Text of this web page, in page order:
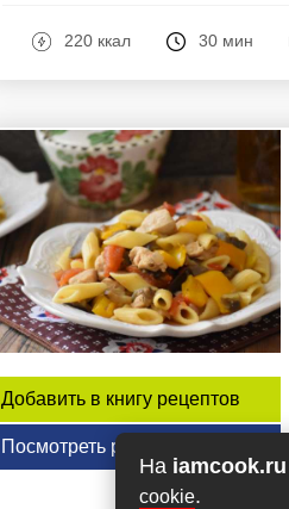
На iamcook.ru
cookie.
220 ккал 30 мин
Добавить в книгу рецептов
Посмотреть рецепт